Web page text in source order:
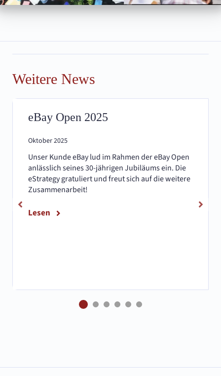
Weitere News
eBay Open 2025
Oktober 2025
Unser Kunde eBay lud im Rahmen der eBay Open
anlässlich seines 30-jährigen Jubiläums ein. Die
eStrategy gratuliert und freut sich auf die weitere
Zusammenarbeit!
Lesen